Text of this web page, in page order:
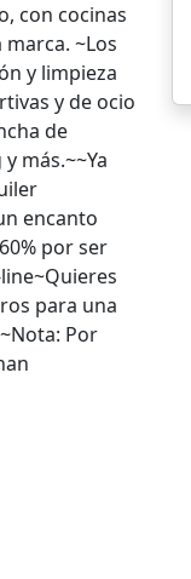
con cocinas
~Los
y limpieza
y de ocio
de
más.~~Ya
encanto
por ser
para una
Por